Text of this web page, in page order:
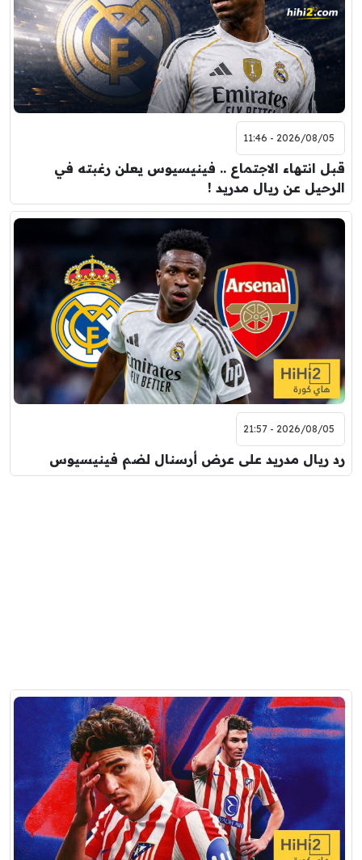
2026/08/05 - 11:46
قبل انتهاء الاجتماع .. فينيسيوس يعلن رغبته في
الرحيل عن ريال مدريد !
2026/08/05 - 21:57
رد ريال مدريد على عرض أرسنال لضم فينيسيوس